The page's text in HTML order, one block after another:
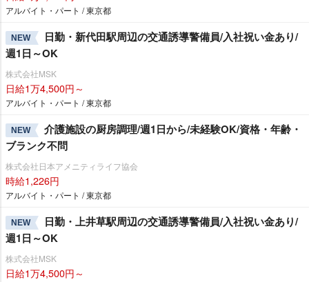
アルバイト・パート / 東京都
NEW
日勤・新代田駅周辺の交通誘導警備員/入社祝い金あり/
週1日～OK
株式会社MSK
日給1万4,500円～
アルバイト・パート / 東京都
NEW
介護施設の厨房調理/週1日から/未経験OK/資格・年齢・
ブランク不問
株式会社日本アメニティライフ協会
時給1,226円
アルバイト・パート / 東京都
NEW
日勤・上井草駅周辺の交通誘導警備員/入社祝い金あり/
週1日～OK
株式会社MSK
日給1万4,500円～